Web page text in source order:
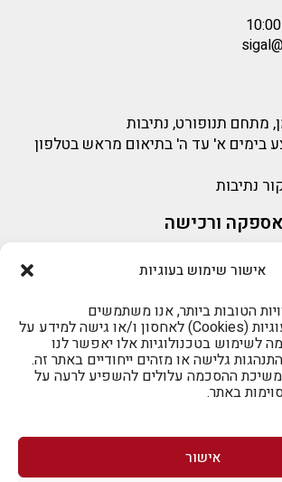
אישור שימוש בעוגיות
הטובות ביותר, אנו משתמשים
בטכנולוגיות כמו עוגיות (Cookies) לאחסון ו/או גישה למידע על
לשימוש בטכנולוגיות אלו יאפשר לנו
גלישה או מזהים ייחודיים באתר זה.
ההסכמה עלולים להשפיע לרעה על
באתר.
אישור
להזמנות 073-2002666
מתחם תנופורט, נתיבות
בימים א' עד ה' בתיאום מראש בטלפון
נתיבות
אספקה ורכישה
לפנות למייל:
sigal@home-decor.co.il
פניות לפני רכישה – ניתן לפנות למייל: omer@home-